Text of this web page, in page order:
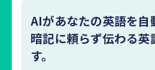
AIがあなたの英語を自
暗記に頼らず伝わる英
す。